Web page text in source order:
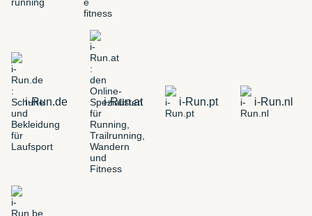
i-Run.de i-Run.at i-Run.pt i-Run.nl